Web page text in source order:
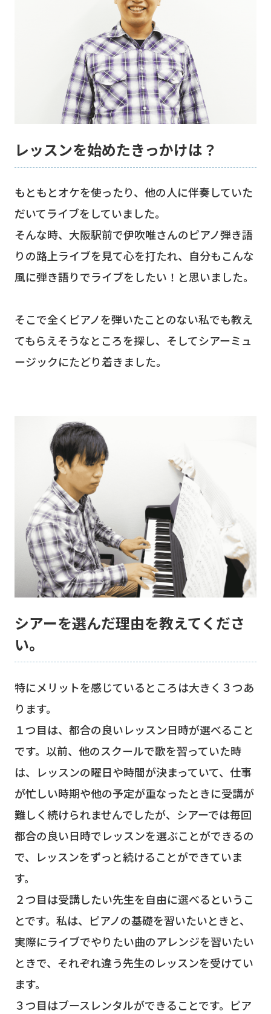
レッスンを始めたきっかけは？
もともとオケを使ったり、他の人に伴奏していた
だいてライブをしていました。
そんな時、大阪駅前で伊吹唯さんのピアノ弾き語
りの路上ライブを見て心を打たれ、自分もこんな
風に弾き語りでライブをしたい！と思いました。
そこで全くピアノを弾いたことのない私でも教え
てもらえそうなところを探し、そしてシアーミュ
ージックにたどり着きました。
シアーを選んだ理由を教えてくださ
い。
特にメリットを感じているところは大きく３つあ
ります。
１つ目は、都合の良いレッスン日時が選べること
です。以前、他のスクールで歌を習っていた時
は、レッスンの曜日や時間が決まっていて、仕事
が忙しい時期や他の予定が重なったときに受講が
難しく続けられませんでしたが、シアーでは毎回
都合の良い日時でレッスンを選ぶことができるの
で、レッスンをずっと続けることができていま
す。
２つ目は受講したい先生を自由に選べるというこ
とです。私は、ピアノの基礎を習いたいときと、
実際にライブでやりたい曲のアレンジを習いたい
ときで、それぞれ違う先生のレッスンを受けてい
ます。
３つ目はブースレンタルができることです。ピア